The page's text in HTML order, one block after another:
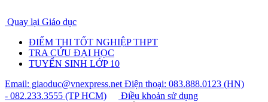
Quay lại Giáo dục
ĐIỂM THI TỐT NGHIỆP THPT
TRA CỨU ĐẠI HỌC
TUYỂN SINH LỚP 10
Email: giaoduc@vnexpress.netĐiện thoại: 083.888.0123 (HN)
- 082.233.3555 (TP HCM)
Điều khoản sử dụng